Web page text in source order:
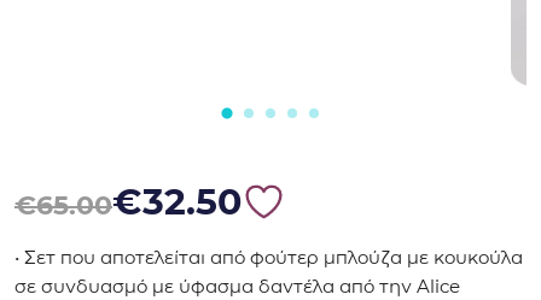
€65.00
Original price was: €65.00.
€32.50
Η τρέχουσα τιμή είναι: €32.50.
• Σετ που αποτελείται από φούτερ μπλούζα με κουκούλα
σε συνδυασμό με ύφασμα δαντέλα από την Alice